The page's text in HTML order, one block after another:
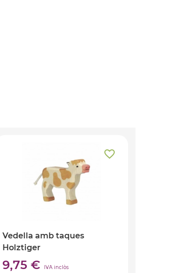
Vedella amb taques
Holztiger
9,75 € IVA inclòs